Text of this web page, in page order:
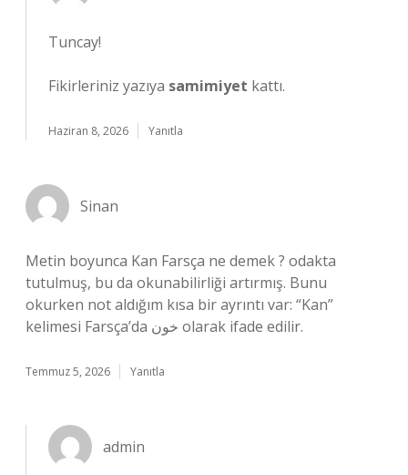
Tuncay!
Fikirleriniz yazıya samimiyet kattı.
Haziran 8, 2026 Yanıtla
Sinan
Metin boyunca Kan Farsça ne demek ? odakta
tutulmuş, bu da okunabilirliği artırmış. Bunu
okurken not aldığım kısa bir ayrıntı var: “Kan”
kelimesi Farsça’da خون olarak ifade edilir.
Temmuz 5, 2026 Yanıtla
admin